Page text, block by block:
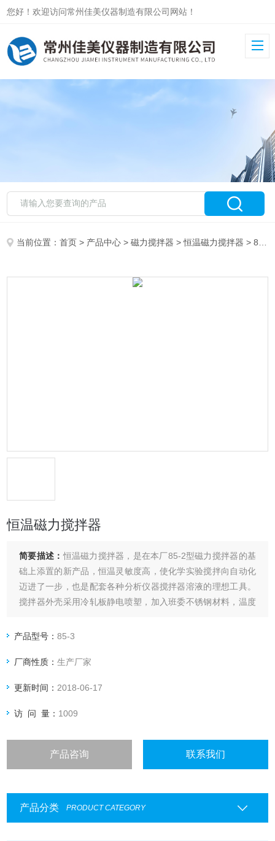
您好！欢迎访问常州佳美仪器制造有限公司网站！
当前位置：首页 > 产品中心 >磁力搅拌器 >恒温磁力搅拌器 > 85-3恒温磁力搅拌器
恒温磁力搅拌器
简要描述：恒温磁力搅拌器，是在本厂85-2型磁力搅拌器的基
础上添置的新产品，恒温灵敏度高，使化学实验搅拌向自动化
迈进了一步，也是配套各种分析仪器搅拌器溶液的理想工具。
搅拌器外壳采用冷轧板静电喷塑，加入班委不锈钢材料，温度
产品型号：85-3
厂商性质：生产厂家
更新时间： 2018-06-17
访 问 量： 1009
产品咨询 联系我们
产品分类 PRODUCT CATEGORY